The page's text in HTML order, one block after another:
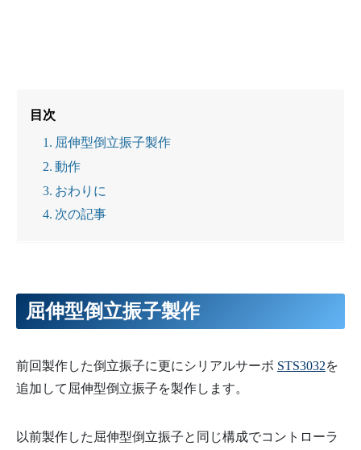
目次
屈伸型倒立振子製作
動作
おわりに
次の記事
屈伸型倒立振子製作
前回製作した倒立振子に更にシリアルサーボ STS3032を
追加して屈伸型倒立振子を製作します。
以前製作した屈伸型倒立振子と同じ構成でコントローラ